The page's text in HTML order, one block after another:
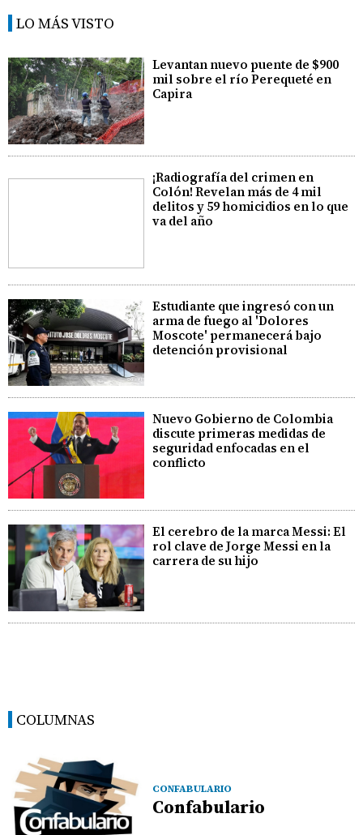
LO MÁS VISTO
Levantan nuevo puente de $900
mil sobre el río Perequeté en
Capira
¡Radiografía del crimen en
Colón! Revelan más de 4 mil
delitos y 59 homicidios en lo que
va del año
Estudiante que ingresó con un
arma de fuego al 'Dolores
Moscote' permanecerá bajo
detención provisional
Nuevo Gobierno de Colombia
discute primeras medidas de
seguridad enfocadas en el
conflicto
El cerebro de la marca Messi: El
rol clave de Jorge Messi en la
carrera de su hijo
COLUMNAS
CONFABULARIO
Confabulario